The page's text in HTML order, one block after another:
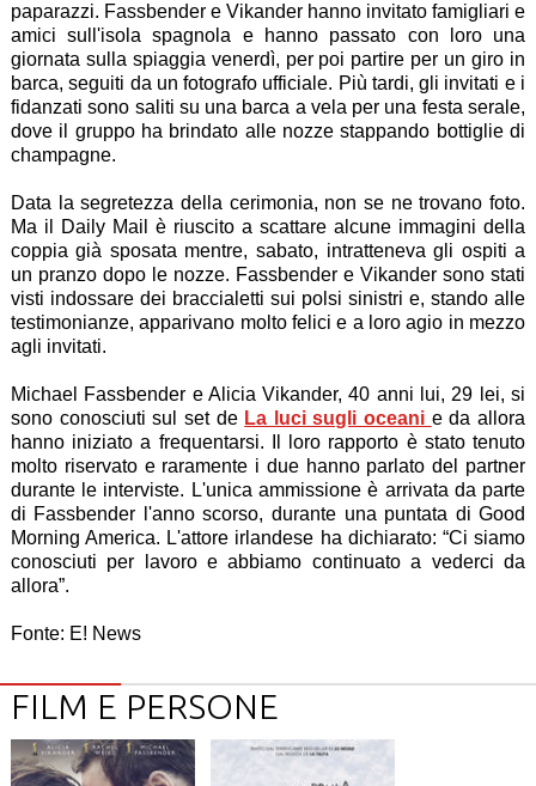
paparazzi. Fassbender e Vikander hanno invitato famigliari e
amici sull'isola spagnola e hanno passato con loro una
giornata sulla spiaggia venerdì, per poi partire per un giro in
barca, seguiti da un fotografo ufficiale. Più tardi, gli invitati e i
fidanzati sono saliti su una barca a vela per una festa serale,
dove il gruppo ha brindato alle nozze stappando bottiglie di
champagne.
Data la segretezza della cerimonia, non se ne trovano foto.
Ma il Daily Mail è riuscito a scattare alcune immagini della
coppia già sposata mentre, sabato, intratteneva gli ospiti a
un pranzo dopo le nozze. Fassbender e Vikander sono stati
visti indossare dei braccialetti sui polsi sinistri e, stando alle
testimonianze, apparivano molto felici e a loro agio in mezzo
agli invitati.
Michael Fassbender e Alicia Vikander, 40 anni lui, 29 lei, si
sono conosciuti sul set de La luci sugli oceani e da allora
hanno iniziato a frequentarsi. Il loro rapporto è stato tenuto
molto riservato e raramente i due hanno parlato del partner
durante le interviste. L'unica ammissione è arrivata da parte
di Fassbender l'anno scorso, durante una puntata di Good
Morning America. L'attore irlandese ha dichiarato: “Ci siamo
conosciuti per lavoro e abbiamo continuato a vederci da
allora”.
Fonte: E! News
FILM E PERSONE